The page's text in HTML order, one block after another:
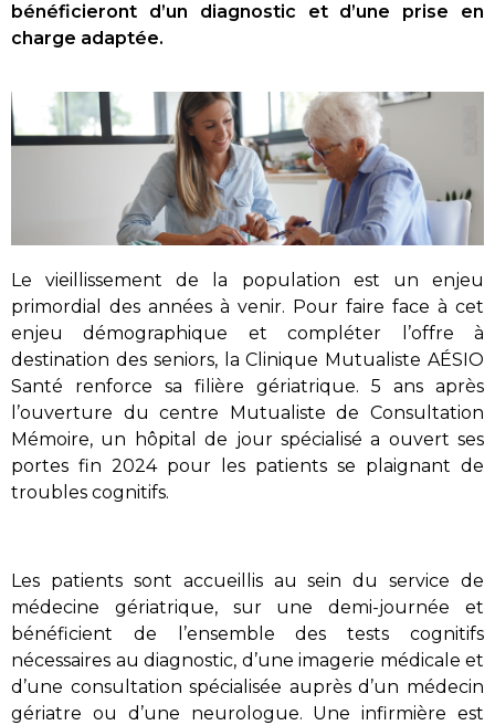
bénéficieront d’un diagnostic et d’une prise en
charge adaptée.
Le vieillissement de la population est un enjeu
primordial des années à venir. Pour faire face à cet
enjeu démographique et compléter l’offre à
destination des seniors, la Clinique Mutualiste AÉSIO
Santé renforce sa filière gériatrique. 5 ans après
l’ouverture du centre Mutualiste de Consultation
Mémoire, un hôpital de jour spécialisé a ouvert ses
portes fin 2024 pour les patients se plaignant de
troubles cognitifs.
Les patients sont accueillis au sein du service de
médecine gériatrique, sur une demi-journée et
bénéficient de l’ensemble des tests cognitifs
nécessaires au diagnostic, d’une imagerie médicale et
d’une consultation spécialisée auprès d’un médecin
gériatre ou d’une neurologue. Une infirmière est